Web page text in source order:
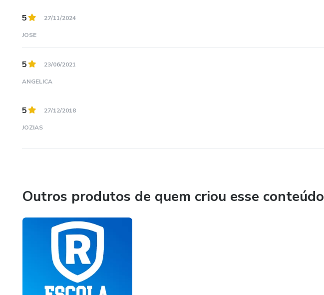
5 27/11/2024
JOSE
5 23/06/2021
ANGELICA
5 27/12/2018
JOZIAS
Outros produtos de quem criou esse conteúdo